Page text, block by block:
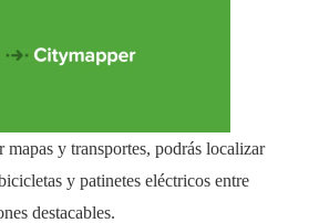
mapas y transportes, podrás localizar
y patinetes eléctricos entre
destacables.